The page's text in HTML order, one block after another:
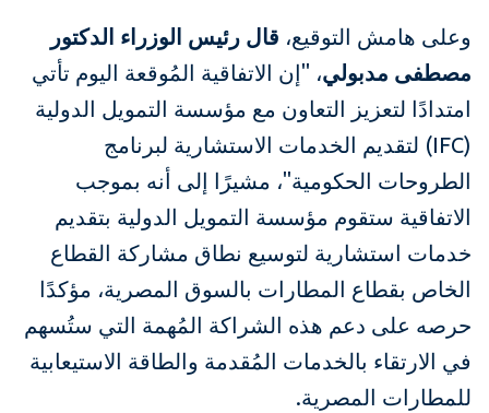
وعلى هامش التوقيع، قال رئيس الوزراء الدكتور
مصطفى مدبولي، "إن الاتفاقية المُوقعة اليوم تأتي
امتدادًا لتعزيز التعاون مع مؤسسة التمويل الدولية
(IFC) لتقديم الخدمات الاستشارية لبرنامج
الطروحات الحكومية"، مشيرًا إلى أنه بموجب
الاتفاقية ستقوم مؤسسة التمويل الدولية بتقديم
خدمات استشارية لتوسيع نطاق مشاركة القطاع
الخاص بقطاع المطارات بالسوق المصرية، مؤكدًا
حرصه على دعم هذه الشراكة المُهمة التي ستُسهم
في الارتقاء بالخدمات المُقدمة والطاقة الاستيعابية
للمطارات المصرية.